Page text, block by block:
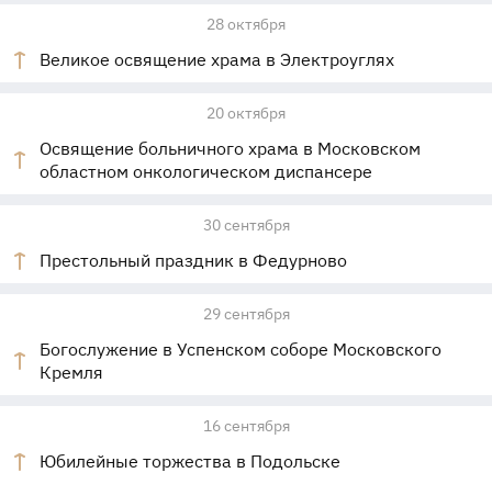
28 октября
Великое освящение храма в Электроуглях
20 октября
Освящение больничного храма в Московском
областном онкологическом диспансере
30 сентября
Престольный праздник в Федурново
29 сентября
Богослужение в Успенском соборе Московского
Кремля
16 сентября
Юбилейные торжества в Подольске